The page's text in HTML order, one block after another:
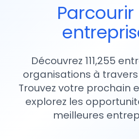
Parcourir
Découvrez 111,255
organisations à
Trouvez votre prochain
explorez les
meilleures